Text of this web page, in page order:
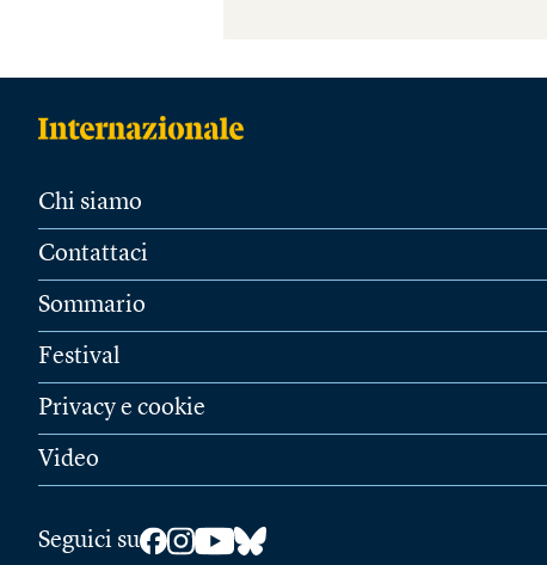
Chi siamo
Contattaci
Sommario
Festival
Privacy e cookie
Video
Seguici su